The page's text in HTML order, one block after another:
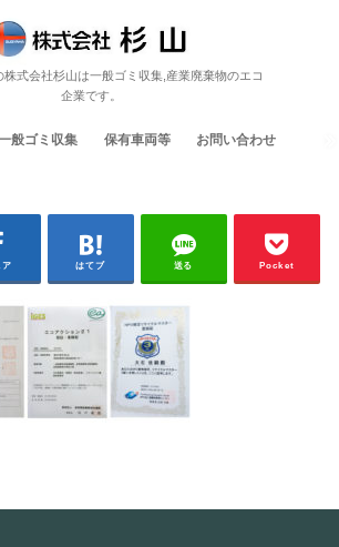
株式会社杉山は一般ゴミ収集,産業廃棄物のエコ
企業です。
般ゴミ収集 保有車両等 お問い合わせ
ア はてブ 送る Pocket